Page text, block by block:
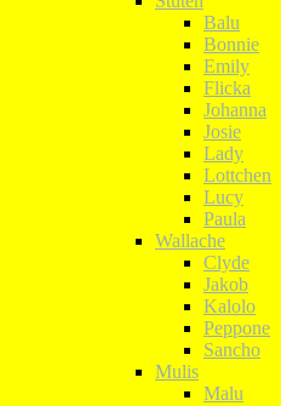
Balu
Bonnie
Emily
Flicka
Johanna
Josie
Lady
Lottchen
Lucy
Paula
Wallache
Clyde
Jakob
Kalolo
Peppone
Sancho
Mulis
Malu